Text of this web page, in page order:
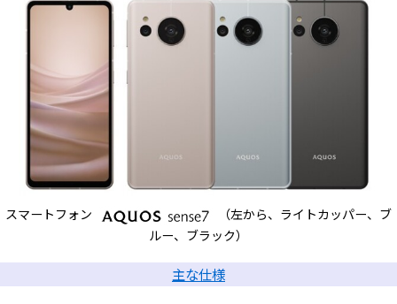
スマートフォン
（左から、ライトカッパー、ブ
ルー、ブラック）
主な仕様